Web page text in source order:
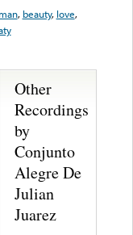
, beauty, love,
Other
Recordings
by
Conjunto
Alegre De
Julian
Juarez